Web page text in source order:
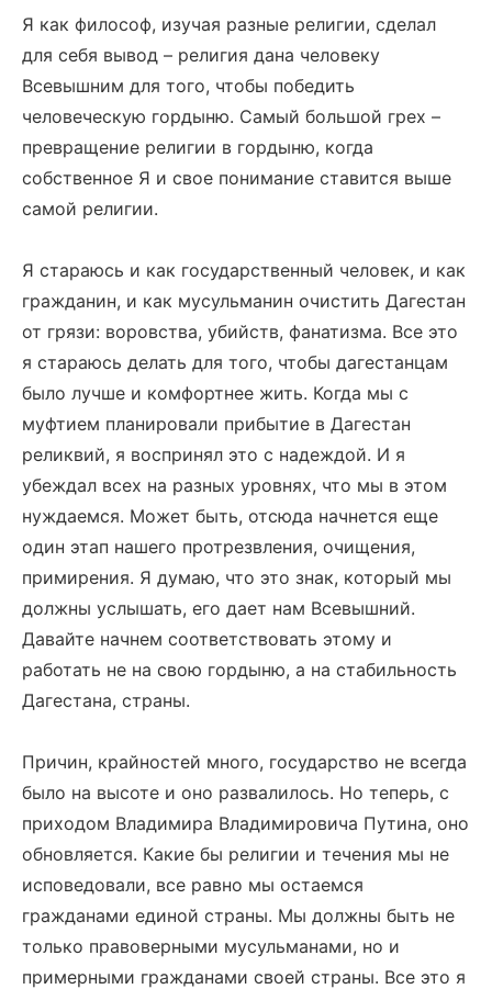
Я как философ, изучая разные религии, сделал
для себя вывод – религия дана человеку
Всевышним для того, чтобы победить
человеческую гордыню. Самый большой грех –
превращение религии в гордыню, когда
собственное Я и свое понимание ставится выше
самой религии.
Я стараюсь и как государственный человек, и как
гражданин, и как мусульманин очистить Дагестан
от грязи: воровства, убийств, фанатизма. Все это
я стараюсь делать для того, чтобы дагестанцам
было лучше и комфортнее жить. Когда мы с
муфтием планировали прибытие в Дагестан
реликвий, я воспринял это с надеждой. И я
убеждал всех на разных уровнях, что мы в этом
нуждаемся. Может быть, отсюда начнется еще
один этап нашего протрезвления, очищения,
примирения. Я думаю, что это знак, который мы
должны услышать, его дает нам Всевышний.
Давайте начнем соответствовать этому и
работать не на свою гордыню, а на стабильность
Дагестана, страны.
Причин, крайностей много, государство не всегда
было на высоте и оно развалилось. Но теперь, с
приходом Владимира Владимировича Путина, оно
обновляется. Какие бы религии и течения мы не
исповедовали, все равно мы остаемся
гражданами единой страны. Мы должны быть не
только правоверными мусульманами, но и
примерными гражданами своей страны. Все это я